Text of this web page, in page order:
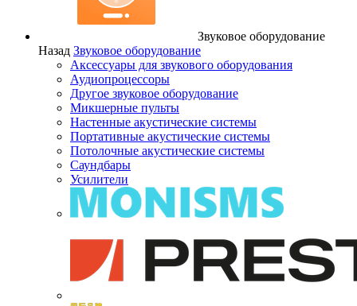
Звуковое оборудование
Назад Звуковое оборудование
Аксессуары для звукового оборудования
Аудиопроцессоры
Другое звуковое оборудование
Микшерные пульты
Настенные акустические системы
Портативные акустические системы
Потолочные акустические системы
Саундбары
Усилители